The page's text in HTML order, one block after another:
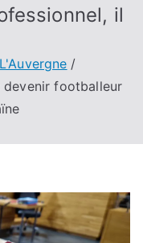
il
devenir footballeur